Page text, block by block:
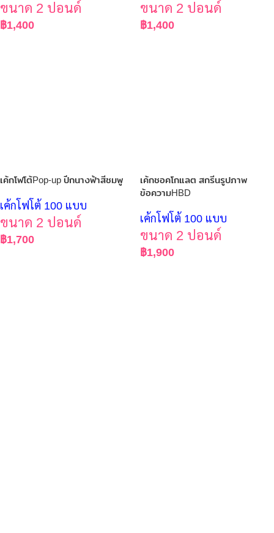
ขนาด 2 ปอนด์
฿1,400
ขนาด 2 ปอนด์
฿1,400
เค้กโฟโต้Pop-up ปีกนางฟ้าสีชมพู
เค้กโฟโต้ 100 แบบ
ขนาด 2 ปอนด์
฿1,700
เค้กชอคโกแลต สกรีนรูปภาพ
ข้อความHBD
เค้กโฟโต้ 100 แบบ
ขนาด 2 ปอนด์
฿1,900